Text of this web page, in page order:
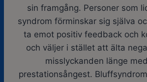
sin framgång. Personer som
syndrom förminskar sig själva
ta emot positiv feedback och
och väljer i stället att älta
misslyckanden länge
prestationsångest.